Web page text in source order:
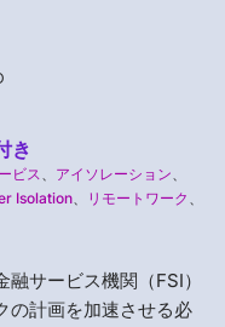
き
ビス アイソレーション
Isolation
リモートワーク
サービス機関（FSI）
の計画を加速させる必